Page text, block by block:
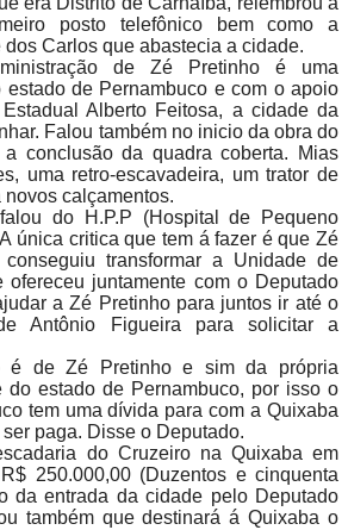
posto telefônico bem como a
Carlos que abastecia a cidade.
de Zé Pretinho é uma
estado de Pernambuco e com o apoio
Alberto Feitosa, a cidade da
Falou também no inicio da obra do
conclusão da quadra coberta. Mias
uma retro-escavadeira, um trator de
calçamentos.
do H.P.P (Hospital de Pequeno
única critica que tem á fazer é que Zé
transformar a Unidade de
ofereceu juntamente com o Deputado
a Zé Pretinho para juntos ir até o
Antônio Figueira para solicitar a
é de Zé Pretinho e sim da própria
do estado de Pernambuco, por isso o
tem uma dívida para com a Quixaba
paga. Disse o Deputado.
do Cruzeiro na Quixaba em
250.000,00 (Duzentos e cinquenta
da entrada da cidade pelo Deputado
também que destinará á Quixaba o